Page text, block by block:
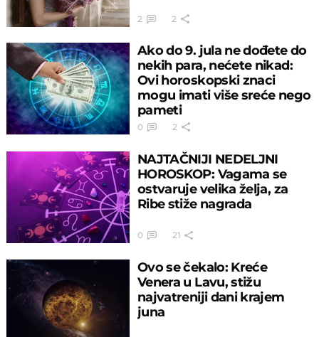
2 2
Ako do 9. jula ne dođete do
nekih para, nećete nikad:
Ovi horoskopski znaci
mogu imati više sreće nego
pameti
0 2
NAJTAČNIJI NEDELJNI
HOROSKOP: Vagama se
ostvaruje velika želja, za
Ribe stiže nagrada
0 21
Ovo se čekalo: Kreće
Venera u Lavu, stižu
najvatreniji dani krajem
juna